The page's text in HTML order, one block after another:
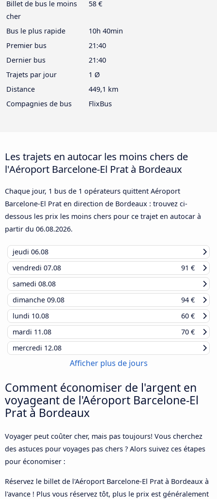
Billet de bus le moins
cher
58 €
Bus le plus rapide
10h 40min
Premier bus
21:40
Dernier bus
21:40
Trajets par jour
1 Ø
Distance
449,1 km
Compagnies de bus
FlixBus
Les trajets en autocar les moins chers de
l'Aéroport Barcelone-El Prat à Bordeaux
Chaque jour, 1 bus de 1 opérateurs quittent Aéroport
Barcelone-El Prat en direction de Bordeaux : trouvez ci-
dessous les prix les moins chers pour ce trajet en autocar à
partir du 06.08.2026.
jeudi 06.08
vendredi 07.08
91 €
samedi 08.08
dimanche 09.08
94 €
lundi 10.08
60 €
mardi 11.08
70 €
mercredi 12.08
Afficher plus de jours
Comment économiser de l'argent en
voyageant de l'Aéroport Barcelone-El
Prat à Bordeaux
Voyager peut coûter cher, mais pas toujours! Vous cherchez
des astuces pour voyages pas chers ? Alors suivez ces étapes
pour économiser :
Réservez le billet de l'Aéroport Barcelone-El Prat à Bordeaux à
l'avance ! Plus vous réservez tôt, plus le prix est généralement